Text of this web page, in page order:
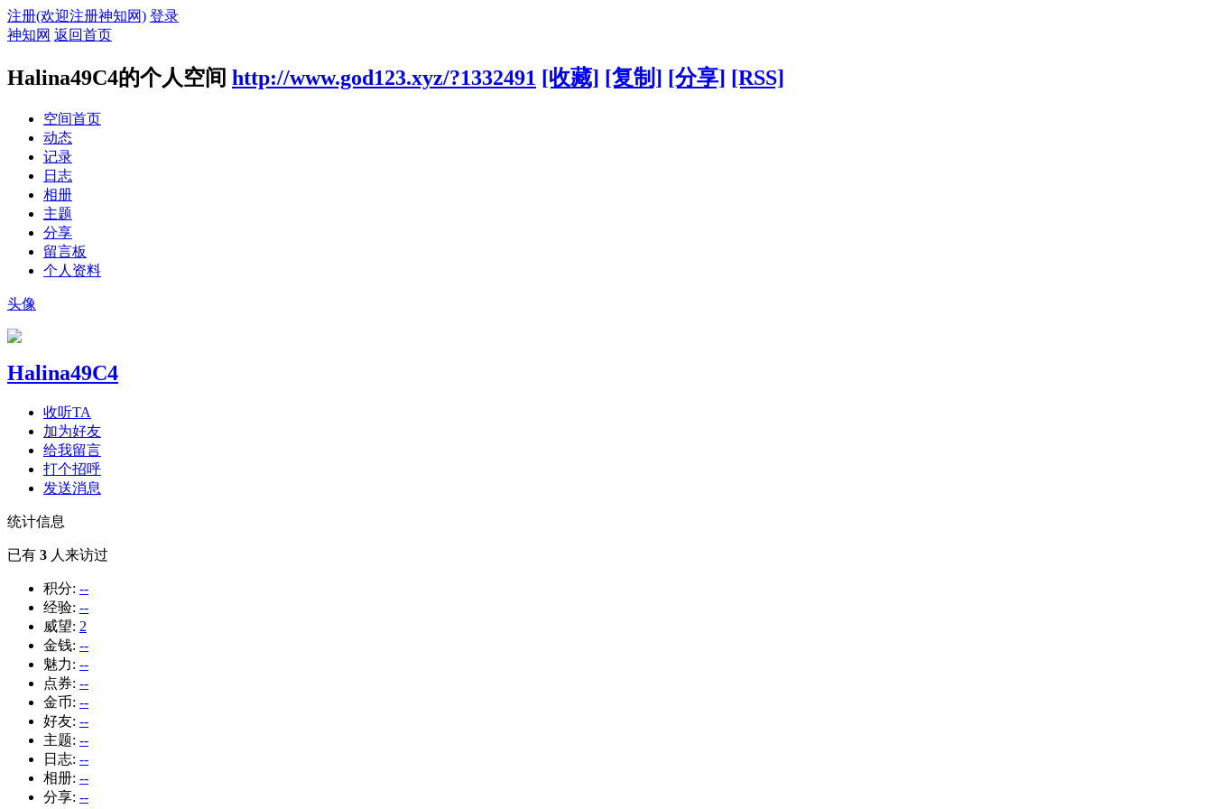
注册(欢迎注册神知网) 登录
神知网 返回首页
Halina49C4的个人空间 http://www.god123.xyz/?1332491 [收藏] [复制] [分享] [RSS]
空间首页
动态
记录
日志
相册
主题
分享
留言板
个人资料
头像
Halina49C4
收听TA
加为好友
给我留言
打个招呼
发送消息
统计信息
已有 3 人来访过
积分: --
经验: --
威望: 2
金钱: --
魅力: --
点券: --
金币: --
好友: --
主题: --
日志: --
相册: --
分享: --